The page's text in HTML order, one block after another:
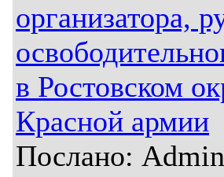
организатора,
в Ростовском
Красной армии
Послано: